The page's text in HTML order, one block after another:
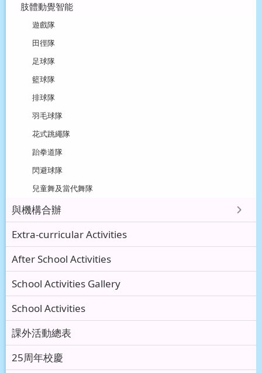
肢體動覺智能
遊戲隊
田徑隊
足球隊
籃球隊
排球隊
羽毛球隊
花式跳繩隊
跆拳道隊
閃避球隊
兒童舞及當代舞隊
與機構合辦
Extra-curricular Activities
After School Activities
School Activities Gallery
School Activities
課外活動總表
25周年校慶